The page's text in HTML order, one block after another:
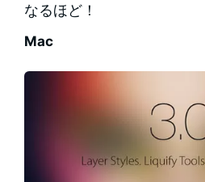
なるほど！
Mac